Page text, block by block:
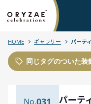
HOME ギャラリー パーテ
同じタグのついた装
031
パーテ